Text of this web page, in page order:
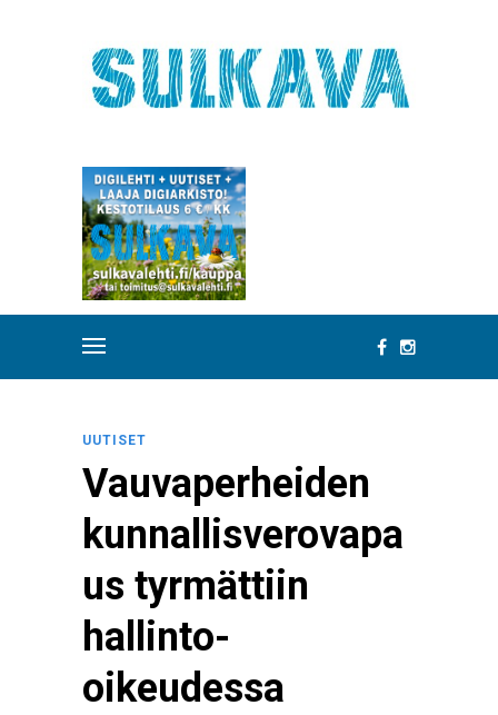
UUTISET
Vauvaperheiden
kunnallisverovapa
us tyrmättiin
hallinto-
oikeudessa